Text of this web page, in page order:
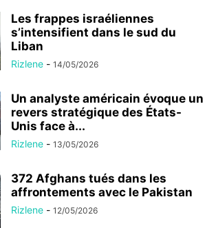
Les frappes israéliennes
s’intensifient dans le sud du
Liban
Rizlene - 14/05/2026
Un analyste américain évoque un
revers stratégique des États-
Unis face à...
Rizlene - 13/05/2026
372 Afghans tués dans les
affrontements avec le Pakistan
Rizlene - 12/05/2026